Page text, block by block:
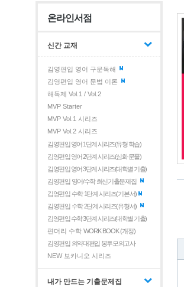
온라인서점
신간 교재
김영편입 영어 구문독해
김영편입 영어 문법 이론
해독제 Vol.1 / Vol.2
MVP Starter
MVP Vol.1 시리즈
MVP Vol.2 시리즈
김영편입 영어 1단계 시리즈(유형 학습)
김영편입 영어 2단계 시리즈(심화 문풀)
김영편입 영어 3단계 시리즈(대학별 기출)
김영편입 영어/수학 최신기출문제집
김영편입 수학 1단계 시리즈(기본서)
김영편입 수학 2단계 시리즈(유형서)
김영편입 수학 3단계 시리즈(대학별 기출)
편머리 수학 WORK BOOK (개정)
김영편입 의약대편입 봉투모의고사
NEW 보카니오 시리즈
내가 만드는 기출문제집